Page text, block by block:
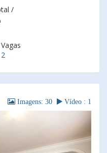
/
Vagas
2
Imagens: 30 Vídeo : 1